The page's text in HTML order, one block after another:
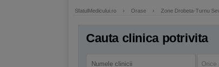
SfatulMedicului.ro › Orase › Zone Drobeta-Turnu
Cauta clinica potrivita
Orice